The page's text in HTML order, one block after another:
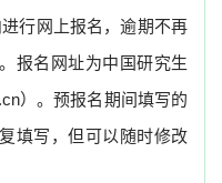
行网上报名，逾期不再
报名网址为中国研究生
）。预报名期间填写的
填写，但可以随时修改